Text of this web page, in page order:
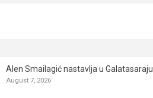
Alen Smailagić nastavlja u Galatasaraju
August 7, 2026